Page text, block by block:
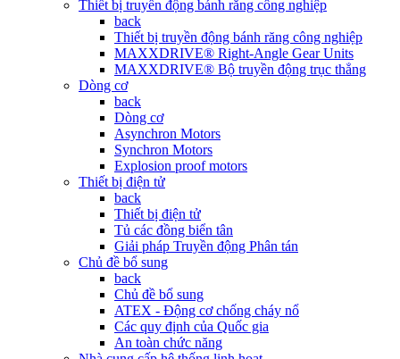
Thiết bị truyền động bánh răng công nghiệp
back
Thiết bị truyền động bánh răng công nghiệp
MAXXDRIVE® Right-Angle Gear Units
MAXXDRIVE® Bộ truyền động trục thẳng
Dòng cơ
back
Dòng cơ
Asynchron Motors
Synchron Motors
Explosion proof motors
Thiết bị điện tử
back
Thiết bị điện tử
Tủ các đồng biển tân
Giải pháp Truyền động Phân tán
Chủ đề bổ sung
back
Chủ đề bổ sung
ATEX - Động cơ chống cháy nổ
Các quy định của Quốc gia
An toàn chức năng